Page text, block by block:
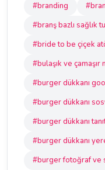
#branding
#branş bazlı sağlık
#bride to be çiçek
#bulaşık ve çamaşır
#burger dükkanı
#burger dükkanı
#burger dükkanı
#burger dükkanı
#burger fotoğraf ve